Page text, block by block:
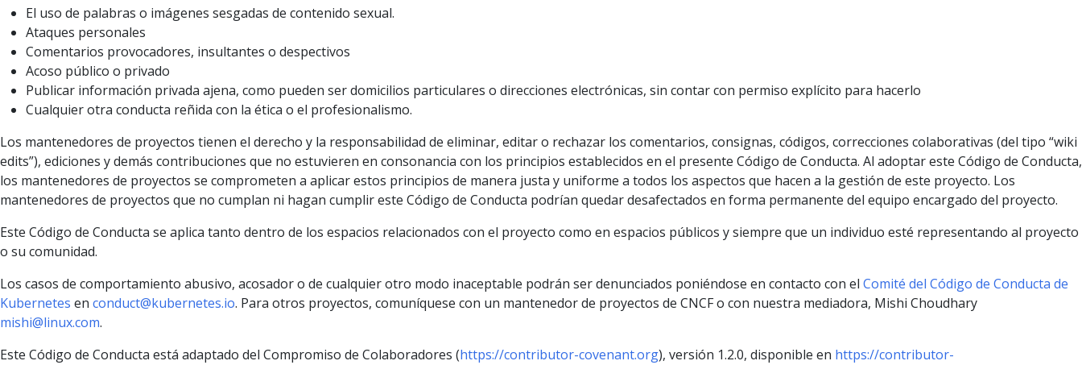
El uso de palabras o imágenes sesgadas de contenido sexual.
Ataques personales
Comentarios provocadores, insultantes o despectivos
Acoso público o privado
Publicar información privada ajena, como pueden ser domicilios particulares o direcciones electrónicas, sin contar con permiso explícito para hacerlo
Cualquier otra conducta reñida con la ética o el profesionalismo.
Los mantenedores de proyectos tienen el derecho y la responsabilidad de eliminar, editar o rechazar los comentarios, consignas, códigos, correcciones colaborativas (del tipo “wiki
edits”), ediciones y demás contribuciones que no estuvieren en consonancia con los principios establecidos en el presente Código de Conducta. Al adoptar este Código de Conducta,
los mantenedores de proyectos se comprometen a aplicar estos principios de manera justa y uniforme a todos los aspectos que hacen a la gestión de este proyecto. Los
mantenedores de proyectos que no cumplan ni hagan cumplir este Código de Conducta podrían quedar desafectados en forma permanente del equipo encargado del proyecto.
Este Código de Conducta se aplica tanto dentro de los espacios relacionados con el proyecto como en espacios públicos y siempre que un individuo esté representando al proyecto
o su comunidad.
Los casos de comportamiento abusivo, acosador o de cualquier otro modo inaceptable podrán ser denunciados poniéndose en contacto con el Comité del Código de Conducta de
Kubernetes en conduct@kubernetes.io. Para otros proyectos, comuníquese con un mantenedor de proyectos de CNCF o con nuestra mediadora, Mishi Choudhary
mishi@linux.com.
Este Código de Conducta está adaptado del Compromiso de Colaboradores (https://contributor-covenant.org), versión 1.2.0, disponible en https://contributor-